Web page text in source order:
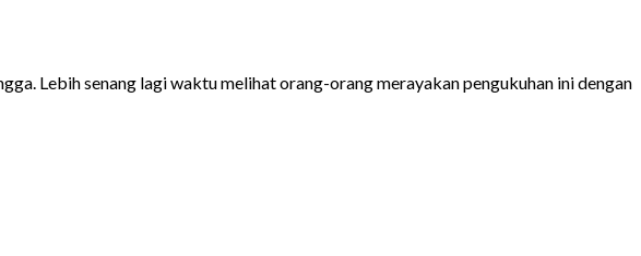
Lebih senang lagi waktu melihat orang-orang merayakan pengukuhan ini dengan